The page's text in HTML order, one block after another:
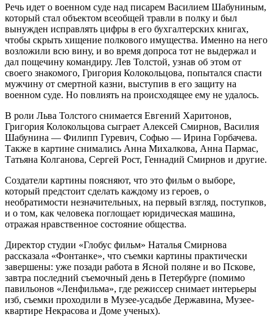
Речь идет о военном суде над писарем Василием Шабуниным,
который стал объектом всеобщей травли в полку и был
вынужден исправлять цифры в его бухгалтерских книгах,
чтобы скрыть хищение полкового имущества. Именно на него
возложили всю вину, и во время допроса тот не выдержал и
дал пощечину командиру. Лев Толстой, узнав об этом от
своего знакомого, Григория Колокольцова, попытался спасти
мужчину от смертной казни, выступив в его защиту на
военном суде. Но повлиять на происходящее ему не удалось.
В роли Льва Толстого снимается Евгений Харитонов,
Григория Колокольцова сыграет Алексей Смирнов, Василия
Шабунина — Филипп Гуревич, Софью — Ирина Горбачева.
Также в картине снимались Анна Михалкова, Анна Пармас,
Татьяна Колганова, Сергей Рост, Геннадий Смирнов и другие.
Создатели картины поясняют, что это фильм о выборе,
который предстоит сделать каждому из героев, о
необратимости незначительных, на первый взгляд, поступков,
и о том, как человека поглощает юридическая машина,
отражая нравственное состояние общества.
Директор студии «Глобус фильм» Наталья Смирнова
рассказала «Фонтанке», что съемки картины практически
завершены: уже позади работа в Ясной поляне и во Пскове,
завтра последний съемочный день в Петербурге (помимо
павильонов «Ленфильма», где режиссер снимает интерьеры
изб, съемки проходили в Музее-усадьбе Державина, Музее-
квартире Некрасова и Доме ученых).